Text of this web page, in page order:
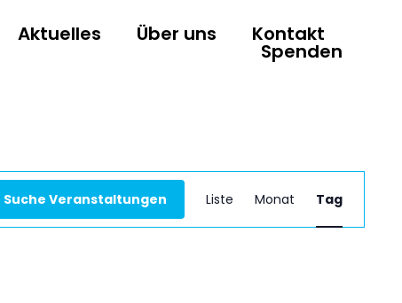
Aktuelles Über uns Kontakt
Spenden
Suche Veranstaltungen Liste Monat Tag